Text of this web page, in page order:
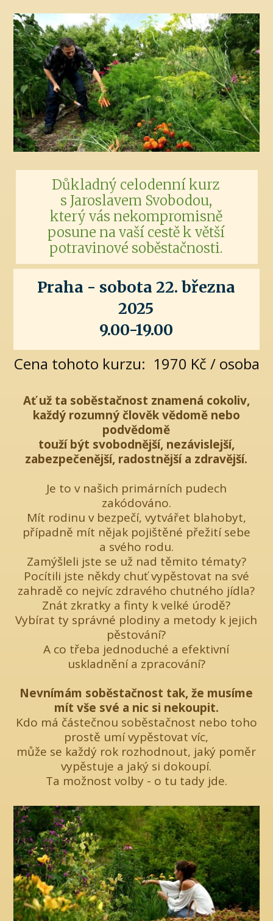
Důkladný celodenní kurz
s Jaroslavem Svobodou,
který vás nekompromisně
posune na vaší cestě k větší
potravinové soběstačnosti.
Praha - sobota 22. března
2025
9.00-19.00
Cena tohoto kurzu: 1970 Kč / osoba
Ať už ta soběstačnost znamená cokoliv,
každý rozumný člověk vědomě nebo
podvědomě
touží být svobodnější, nezávislejší,
zabezpečenější, radostnější a zdravější.
Je to v našich primárních pudech
zakódováno.
Mít rodinu v bezpečí, vytvářet blahobyt,
případně mít nějak pojištěné přežití sebe
a svého rodu.
Zamýšleli jste se už nad těmito tématy?
Pocítili jste někdy chuť vypěstovat na své
zahradě co nejvíc zdravého chutného jídla?
Znát zkratky a finty k velké úrodě?
Vybírat ty správné plodiny a metody k jejich
pěstování?
A co třeba jednoduché a efektivní
uskladnění a zpracování?
Nevnímám soběstačnost tak, že musíme
mít vše své a nic si nekoupit.
Kdo má částečnou soběstačnost nebo toho
prostě umí vypěstovat víc,
může se každý rok rozhodnout, jaký poměr
vypěstuje a jaký si dokoupí.
Ta možnost volby - o tu tady jde.